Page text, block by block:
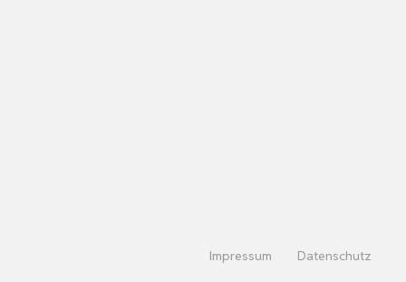
Impressum Datenschutz